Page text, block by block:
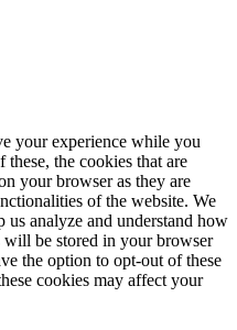
your experience while you
the cookies that are
your browser as they are
of the website. We
us analyze and understand how
will be stored in your browser
the option to opt-out of these
cookies may affect your